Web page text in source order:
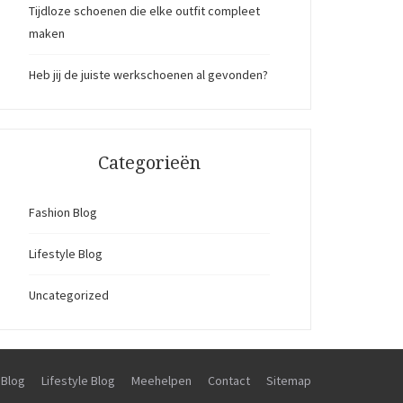
Tijdloze schoenen die elke outfit compleet
maken
Heb jij de juiste werkschoenen al gevonden?
Categorieën
Fashion Blog
Lifestyle Blog
Uncategorized
Lifestyle Blog Meehelpen Contact Sitemap